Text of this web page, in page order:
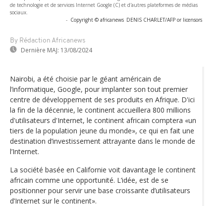
de technologie et de services Internet Google (C) et d'autres plateformes de médias
sociaux.
- Copyright © africanews DENIS CHARLET/AFP or licensors
By Rédaction Africanews
Dernière MAJ: 13/08/2024
Nairobi, a été choisie par le géant américain de
l’informatique, Google, pour implanter son tout premier
centre de développement de ses produits en Afrique. D'ici
la fin de la décennie, le continent accueillera 800 millions
d'utilisateurs d'Internet, le continent africain comptera «un
tiers de la population jeune du monde», ce qui en fait une
destination d’investissement attrayante dans le monde de
l’Internet.
La société basée en Californie voit davantage le continent
africain comme une opportunité. L’idée, est de se
positionner pour servir une base croissante d’utilisateurs
d’Internet sur le continent».